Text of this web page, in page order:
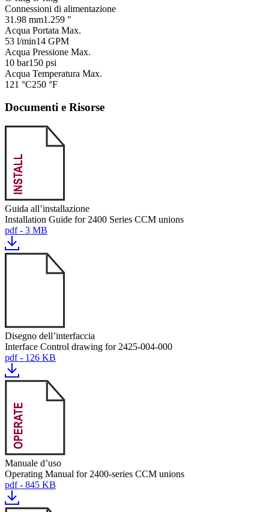
Connessioni di alimentazione
31.98 mm1.259 "
Acqua Portata Max.
53 l/min14 GPM
Acqua Pressione Max.
10 bar150 psi
Acqua Temperatura Max.
121 °C250 °F
Documenti e Risorse
Guida all’installazione
Installation Guide for 2400 Series CCM unions
pdf - 3 MB
Disegno dell’interfaccia
Interface Control drawing for 2425-004-000
pdf - 126 KB
Manuale d’uso
Operating Manual for 2400-series CCM unions
pdf - 845 KB